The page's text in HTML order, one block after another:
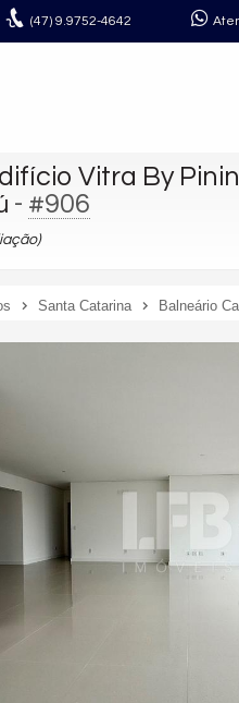
(47) 9.9752-4642
Vitra By
- #906
Santa Catarina Balneário